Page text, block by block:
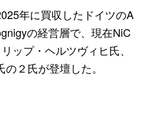
年に買収したドイツのA
の経営層で、現在NiC
ップ・ヘルツヴィヒ氏、
２氏が登壇した。